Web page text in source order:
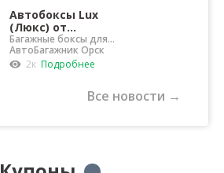
Автобоксы Lux
(Люкс) от
официального
дилера в Орске
Багажные боксы для
любого автомобиля
АвтоБагажник Орск
2к Подробнее
Все новости →